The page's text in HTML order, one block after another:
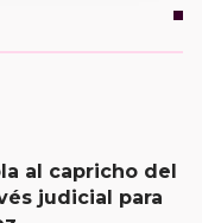
al capricho del
judicial para